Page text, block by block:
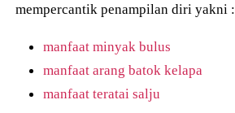
mempercantik penampilan diri yakni :
manfaat minyak bulus
manfaat arang batok kelapa
manfaat teratai salju